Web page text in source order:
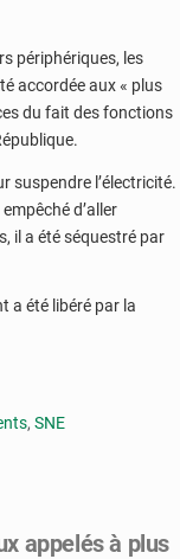
périphériques, les
accordée aux « plus
du fait des fonctions
suspendre l’électricité.
d’aller
il a été séquestré par
a été libéré par la
, SNE
appelés à plus